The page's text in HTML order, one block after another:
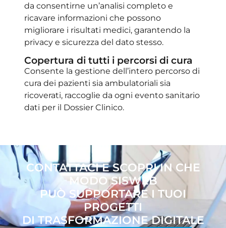
da consentirne un’analisi completo e
ricavare informazioni che possono
migliorare i risultati medici, garantendo la
privacy e sicurezza del dato stesso.
Copertura di tutti i percorsi di cura​
Consente la gestione dell’intero percorso di
cura dei pazienti sia ambulatoriali sia
ricoverati, raccoglie da ogni evento sanitario
dati per il Dossier Clinico.
CONTATTACI E SCOPRI IN CHE
MODO SISWEB
PUÒ SUPPORTARE I TUOI
PROGETTI
DI TRASFORMAZIONE DIGITALE​